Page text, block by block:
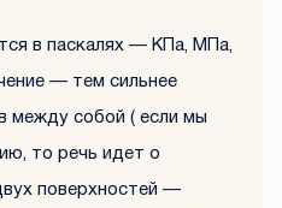
в паскалях — КПа, МПа,
— тем сильнее
между собой ( если мы
то речь идет о
поверхностей —